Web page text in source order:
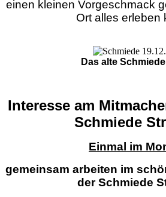
einen kleinen Vorgeschmack
Ort alles erleben
Das alte
Interesse am
Schmiede
Einmal im
gemeinsam arbeiten im
der Schmiede